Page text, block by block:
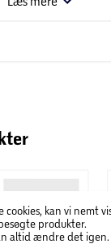
cookies, kan vi nemt
produkter.
altid ændre det igen.